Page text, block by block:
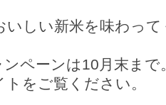
いしい新米を味わっ
ンペーンは10月末まで
をご覧ください。